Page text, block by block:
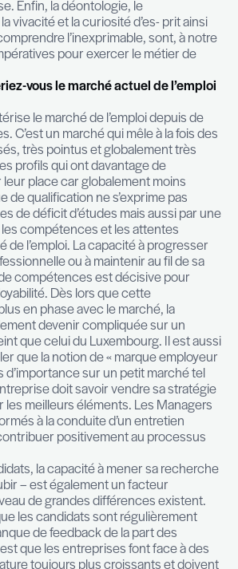
secteur de nos clients est
de sélection. Cela
interlocuteur pour gérer le
bonnes connaissances
visées sont
ces éléments mesurables et
de la culture d’entreprise et de
nos clients est impérative pour
dans une organisation
ou très bon soit-il, ne livrera
un environnement qui le mettra
donc impératif que le recruteur
relatifs à la stratégie de
à son mode opératoire, à
effectuer la meilleure
ces éléments permettra au
travail de recherche et
de communication et
pour que le recruteur et son
Enfin, la déontologie, le
la vivacité et la curiosité d’es-
à comprendre l’inexprimable,
impératives pour exercer le
vous le marché actuel
?
le marché de l’emploi
C’est un marché qui mêle à